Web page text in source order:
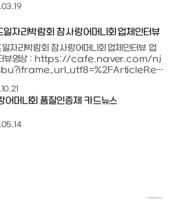
보러
한 수
지금 생
으면 어
도 마
이었어
고민
ㅎ​​
을 눈으로 담고, 아이를 대하는 자세
에 담았기 때문에 이제는 슬슬 스스
야한다. 창원 참사랑어머니회 강○순
도우미 이모님,아기를 진심으로 좋아
게 느껴진다.아기를 이렇게 좋아하시
순 이모님 다시 와달라고 했다. ㅎ
일자리박람회 참사랑어머니회 업체인터뷰
자리박람회 참사랑어머니회 업체인터뷰 업
뷰영상 : https://cafe.naver.com/nj
어머니회 품질인증제 카드뉴스